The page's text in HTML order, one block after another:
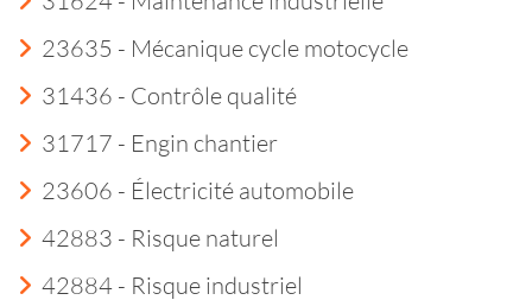
23635 - Mécanique cycle motocycle
31436 - Contrôle qualité
31717 - Engin chantier
23606 - Électricité automobile
42883 - Risque naturel
42884 - Risque industriel